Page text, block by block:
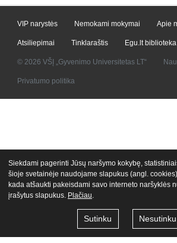
VIP narystės Nemokami mokymai Apie
Atsiliepimai Tinklaraštis Egu.lt biblioteka
© 2026 VŠĮ „Gyvenimo Universitetas LT“
Privatumo politika
Siekdami pagerinti Jūsų naršymo kokybę,
šioje svetainėje naudojame slapukus (angl.
kada atšaukti pakeisdami savo interneto naršyklės
įrašytus slapukus. Plačiau
Sutinku Nesutinku